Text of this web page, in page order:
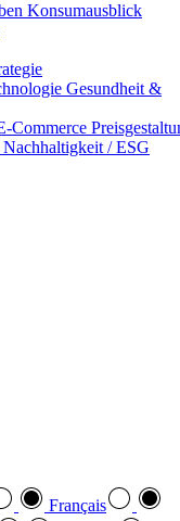
Konsumausblick
Gesundheit &
Nachhaltigkeit / ESG
Français